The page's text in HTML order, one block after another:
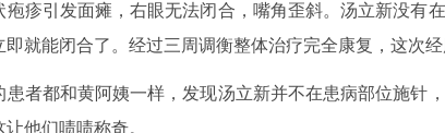
疱疹引发面瘫，右眼无法闭合，嘴角歪斜。汤立新没有
就能闭合了。经过三周调衡整体治疗完全康复，这次
患者都和黄阿姨一样，发现汤立新并不在患病部位施针
他们啧啧称奇。